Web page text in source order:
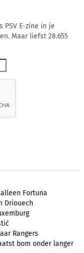
PSV E-zine in je
Maar liefst 28.655
Fortuna
Driouech
Rangers
bom onder langer